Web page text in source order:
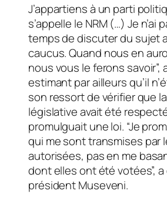
J’appartiens à un parti
s’appelle le NRM (…) Je n’ai
temps de discuter du sujet
caucus. Quand nous en
nous vous le ferons savoir”,
estimant par ailleurs qu’il
son ressort de vérifier que
législative avait été
promulguait une loi. “Je
qui me sont transmises par
autorisées, pas en me
dont elles ont été votées”, a
président Museveni.